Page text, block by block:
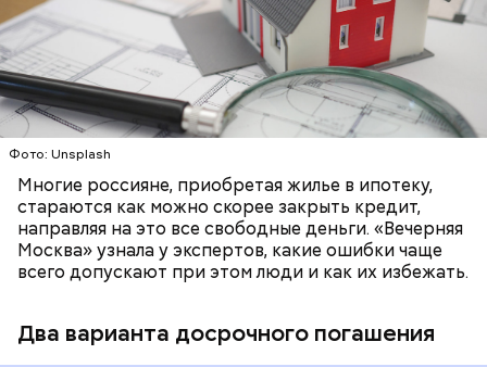
Фото: Unsplash
Многие россияне, приобретая жилье в ипотеку,
стараются как можно скорее закрыть кредит,
направляя на это все свободные деньги. «Вечерняя
Москва» узнала у экспертов, какие ошибки чаще
всего допускают при этом люди и как их избежать.
Два варианта досрочного погашения